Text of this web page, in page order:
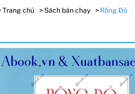
Trang chủ Sách bán chạy Rồng Đỏ